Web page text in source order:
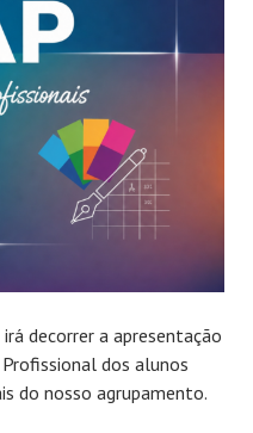
decorrer a apresentação
dos alunos
do nosso agrupamento.